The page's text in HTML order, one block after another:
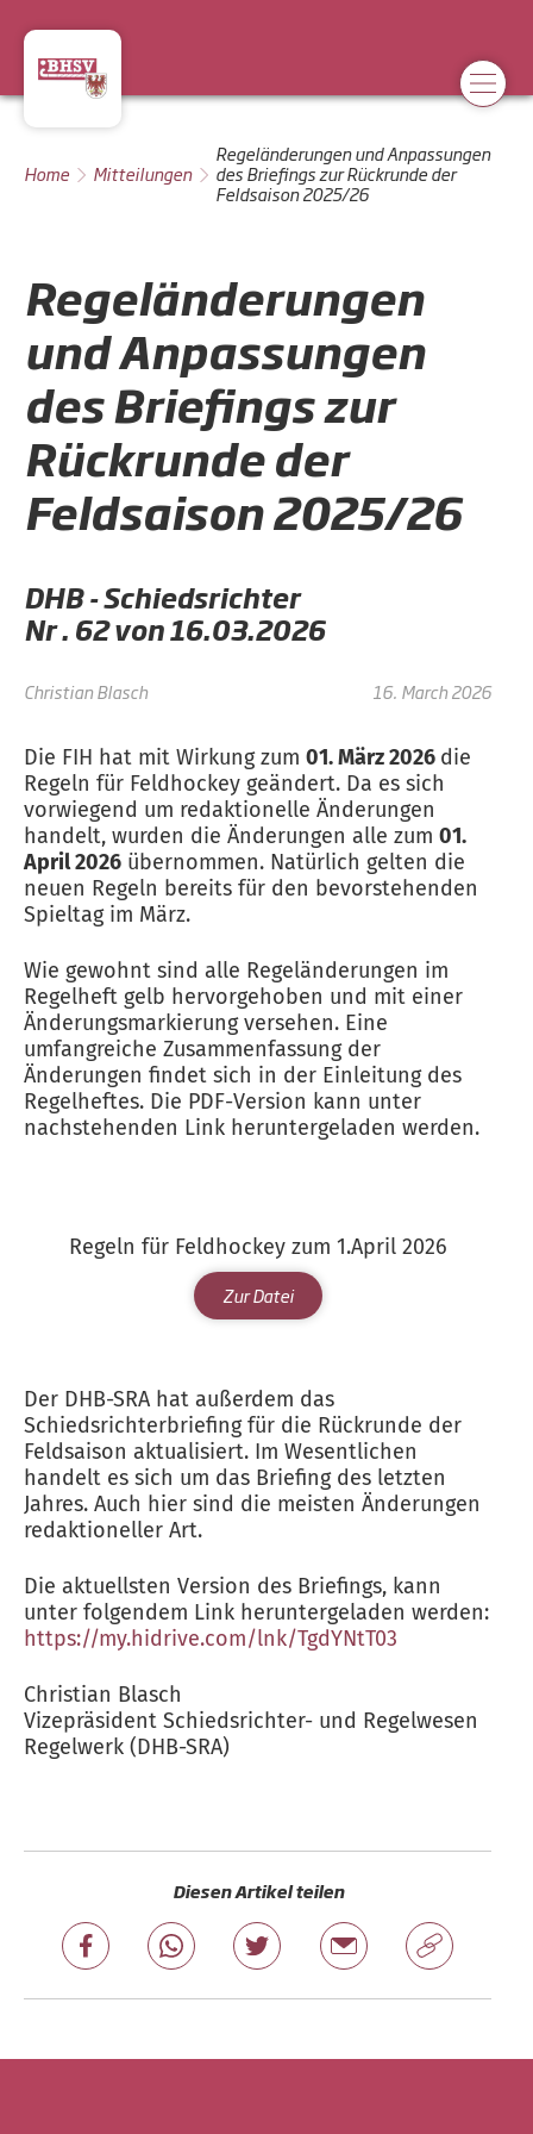
Home Mitteilungen
Regeländerungen und Anpassungen
des Briefings zur Rückrunde der
Feldsaison 2025/26
Regeländerungen
und Anpassungen
des Briefings zur
Rückrunde der
Feldsaison 2025/26
DHB - Schiedsrichter
Nr . 62 von 16.03.2026
Christian Blasch 16. March 2026
Die FIH hat mit Wirkung zum 01. März 2026 die
Regeln für Feldhockey geändert. Da es sich
vorwiegend um redaktionelle Änderungen
handelt, wurden die Änderungen alle zum 01.
April 2026 übernommen. Natürlich gelten die
neuen Regeln bereits für den bevorstehenden
Spieltag im März.
Wie gewohnt sind alle Regeländerungen im
Regelheft gelb hervorgehoben und mit einer
Änderungsmarkierung versehen. Eine
umfangreiche Zusammenfassung der
Änderungen findet sich in der Einleitung des
Regelheftes. Die PDF-Version kann unter
nachstehenden Link heruntergeladen werden.
Regeln für Feldhockey zum 1.April 2026
Zur Datei
Der DHB-SRA hat außerdem das
Schiedsrichterbriefing für die Rückrunde der
Feldsaison aktualisiert. Im Wesentlichen
handelt es sich um das Briefing des letzten
Jahres. Auch hier sind die meisten Änderungen
redaktioneller Art.
Die aktuellsten Version des Briefings, kann
unter folgendem Link heruntergeladen werden:
https://my.hidrive.com/lnk/TgdYNtT03
Christian Blasch
Vizepräsident Schiedsrichter- und Regelwesen
Regelwerk (DHB-SRA)
Diesen Artikel teilen